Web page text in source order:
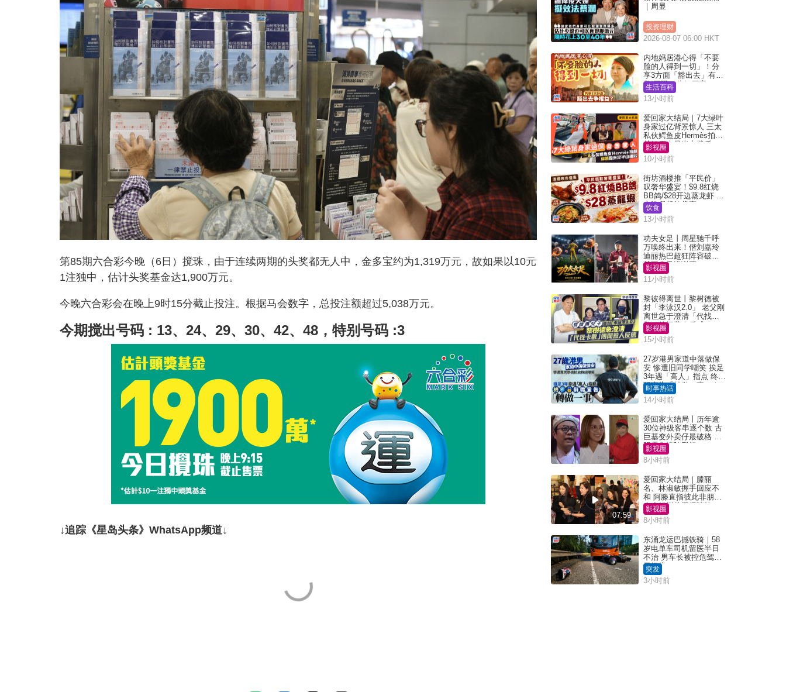
第85期六合彩今晚（6日）搅珠，由于连续两期的头奖都无人中，金多宝约为1,319万元，故如果以10元
1注独中，估计头奖基金达1,900万元。
今晚六合彩会在晚上9时15分截止投注。根据马会数字，总投注额超过5,038万元。
今期搅出号码 : 13、24、29、30、42、48，特别号码 :3
↓追踪《星岛头条》WhatsApp频道↓
｜周显
投资理财
2026-08-07 06:00 HKT
内地妈居港心得「不要
脸的人得到一切」！分
享3方面「豁出去」有著
数 网民：你好厉害
生活百科
13小时前
爱回家大结局｜7大绿叶
身家过亿背景惊人 三太
私伙鳄鱼皮Hermès拍剧
苏姐原来是半山楼后
影视圈
10小时前
街坊酒楼推「平民价」
叹奢华盛宴！$9.8红烧
BB鸽/$28开边蒸龙虾 3
大晚餐超值优惠
饮食
13小时前
功夫女足丨周星驰千呼
万唤终出来！偕刘嘉玲
迪丽热巴超狂阵容破天
荒现身香港谢票
影视圈
11小时前
黎彼得离世丨黎树德被
封「李泳汉2.0」 老父刚
离世急于澄清「代找卡
数」传闻惹人反感
影视圈
15小时前
27岁港男家道中落做保
安 惨遭旧同学嘲笑 挨足
3年遇「高人」指点 终辞
职宣告「转做一事」｜
Juicy叮
时事热话
14小时前
爱回家大结局丨历年逾
30位神级客串逐个数 古
巨基变外卖仔最破格 欧
阳震华情陷群姐
影视圈
8小时前
07:59
爱回家大结局｜滕丽
名、林淑敏握手回应不
和 阿滕直指彼此非朋友
大小姐指传闻得啖笑
影视圈
8小时前
东涌龙运巴撼铁骑｜58
岁电单车司机留医半日
不治 男车长被控危驾今
早提堂
突发
3小时前